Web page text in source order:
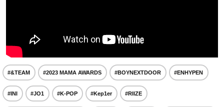
#&TEAM #2023 MAMA AWARDS #BOYNEXTDOOR #ENHYPEN
#INI #JO1 #K-POP #Kep1er #RIIZE